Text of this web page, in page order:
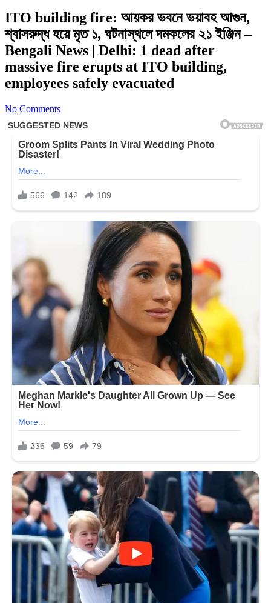
ITO building fire: আয়কর ভবনে ভয়াবহ আগুন,
শ্বাসরুদ্ধ হয়ে মৃত ১, ঘটনাস্থলে দমকলের ২১ ইঞ্জিন –
Bengali News | Delhi: 1 dead after
massive fire erupts at ITO building,
employees safely evacuated
No Comments